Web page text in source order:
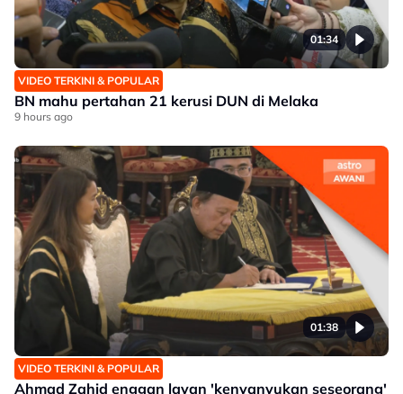
01:34
VIDEO TERKINI & POPULAR
BN mahu pertahan 21 kerusi DUN di Melaka
9 hours ago
01:38
VIDEO TERKINI & POPULAR
Ahmad Zahid enggan layan 'kenyanyukan seseorang'